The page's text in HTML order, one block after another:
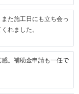
た施工日にも立ち会っ
れました。
。補助金申請も一任で